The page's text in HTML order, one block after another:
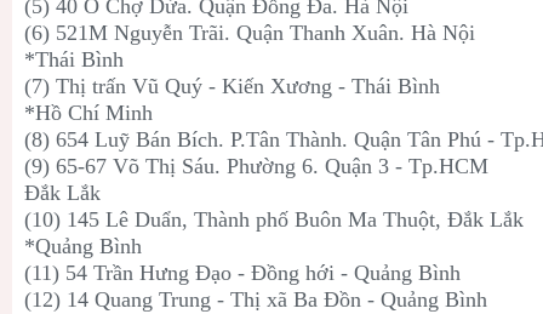
(5) 40 Ô Chợ Dừa. Quận Đống Đa. Hà Nội
(6) 521M Nguyễn Trãi. Quận Thanh Xuân. Hà Nội
*Thái Bình
(7) Thị trấn Vũ Quý - Kiến Xương - Thái Bình
*Hồ Chí Minh
(8) 654 Luỹ Bán Bích. P.Tân Thành. Quận Tân Phú -
(9) 65-67 Võ Thị Sáu. Phường 6. Quận 3 - Tp.HCM
Đắk Lắk
(10) 145 Lê Duẩn, Thành phố Buôn Ma Thuột, Đắk Lắk
*Quảng Bình
(11) 54 Trần Hưng Đạo - Đồng hới - Quảng Bình
(12) 14 Quang Trung - Thị xã Ba Đồn - Quảng Bình